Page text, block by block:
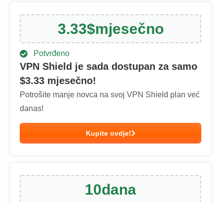
3.33$mjesečno
Potvrđeno
VPN Shield je sada dostupan za samo
$3.33 mjesečno!
Potrošite manje novca na svoj VPN Shield plan već
danas!
Kupite ovdje!
10dana